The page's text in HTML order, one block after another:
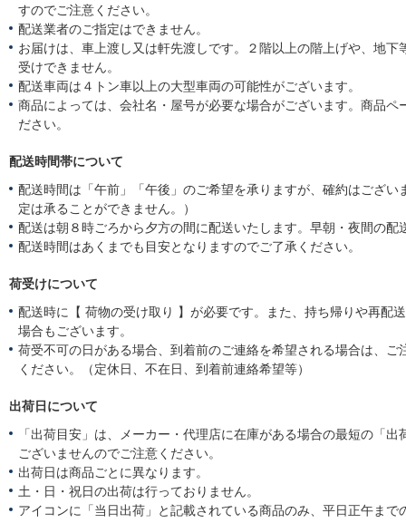
すのでご注意ください。
配送業者のご指定はできません。
お届けは、車上渡し又は軒先渡しです。２階以上の階上げや、地下
受けできません。
配送車両は４トン車以上の大型車両の可能性がございます。
商品によっては、会社名・屋号が必要な場合がございます。商品ペ
ださい。
配送時間帯について
配送時間は「午前」「午後」のご希望を承りますが、確約はござい
定は承ることができません。）
配送は朝８時ごろから夕方の間に配送いたします。早朝・夜間の配
配送時間はあくまでも目安となりますのでご了承ください。
荷受けについて
配送時に【 荷物の受け取り 】が必要です。また、持ち帰りや再配
場合もございます。
荷受不可の日がある場合、到着前のご連絡を希望される場合は、ご
ください。（定休日、不在日、到着前連絡希望等）
出荷日について
「出荷目安」は、メーカー・代理店に在庫がある場合の最短の「
ございませんのでご注意ください。
出荷日は商品ごとに異なります。
土・日・祝日の出荷は行っておりません。
アイコンに「当日出荷」と記載されている商品のみ、平日正午まで